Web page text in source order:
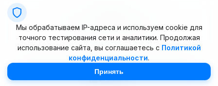
Условия использования
© 2025–2026 OpenSpeedTest (ИП Долматова В.В.). Все права
Мы обрабатываем IP-адреса и используем cookie для
точного тестирования сети и аналитики. Продолжая
использование сайта, вы соглашаетесь с Политикой
конфиденциальности.
Принять